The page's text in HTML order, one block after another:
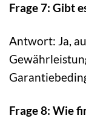
Frage 7: Gibt
Antwort: Ja,
Frage 8: Wie